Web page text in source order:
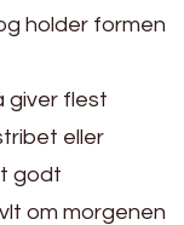
holder formen
giver flest
eller
godt
om morgenen